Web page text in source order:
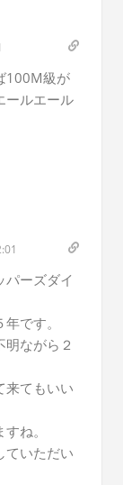
100M級が
ールエール
パーズダイ
です。
ながら２
来てもいい
ね。
ていただい